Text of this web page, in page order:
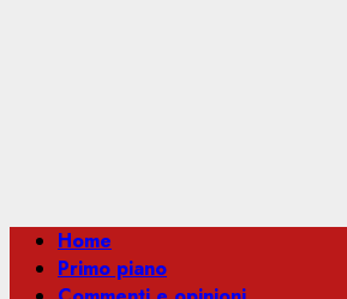
Menu
principale
Home
Primo piano